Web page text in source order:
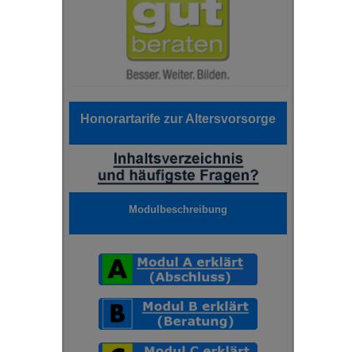
Honorartarife zur Altersvorsorge
Modulbeschreibung